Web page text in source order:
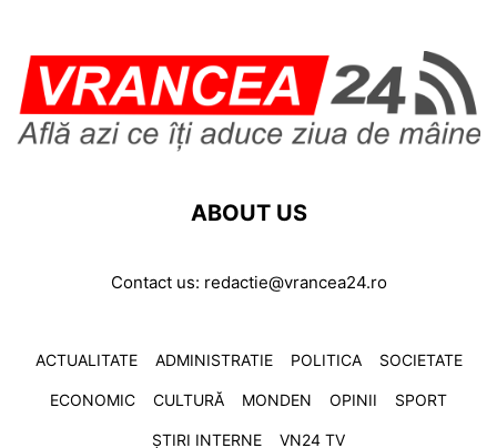
ABOUT US
Contact us: redactie@vrancea24.ro
ACTUALITATE ADMINISTRATIE POLITICA SOCIETATE
ECONOMIC CULTURĂ MONDEN OPINII SPORT
ȘTIRI INTERNE VN24 TV